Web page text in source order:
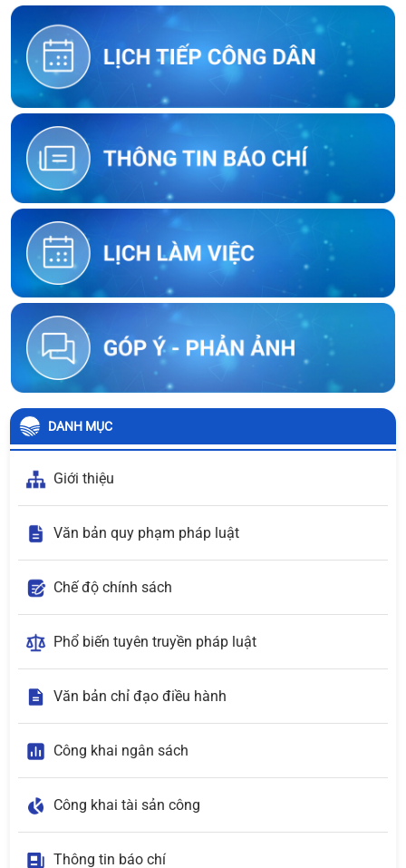
DANH MỤC
Giới thiệu
Văn bản quy phạm pháp luật
Chế độ chính sách
Phổ biến tuyên truyền pháp luật
Văn bản chỉ đạo điều hành
Công khai ngân sách
Công khai tài sản công
Thông tin báo chí